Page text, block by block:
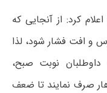
کرد: از آنجایی که
و افت فشار شود، لذا
نوبت صبح،
صرف نمایند تا ضعف